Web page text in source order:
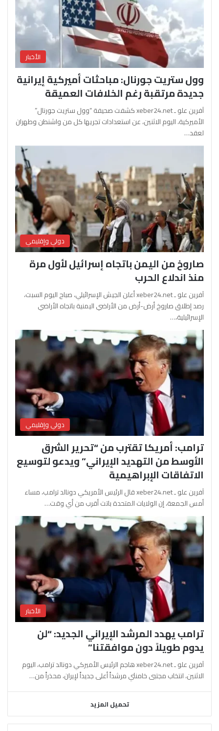
الأخبار
وول ستريت جورنال: مباحثات أميركية إيرانية
جديدة مرتقبة رغم الخلافات العميقة
آفرين علو ـ xeber24.net كشفت صحيفة “وول ستريت جورنال”
الأميركية، اليوم الاثنين، عن استعدادات تجريها كل من واشنطن وطهران
لعقد…
دولي وإقليمي
صاروخ من اليمن باتجاه إسرائيل لأول مرة
منذ اندلاع الحرب
آفرين علو ـ xeber24.net أعلن الجيش الإسرائيلي، صباح اليوم السبت،
رصد إطلاق صاروخ أرض-أرض من الأراضي اليمنية باتجاه الأراضي
الإسرائيلية،…
دولي وإقليمي
ترامب: أمريكا تقترب من “تحرير الشرق
الأوسط من التهديد الإيراني” ويدعو لتوسيع
الاتفاقات الإبراهيمية
آفرين علو ـ xeber24.net قال الرئيس الأمريكي دونالد ترامب، مساء
أمس الجمعة، إن الولايات المتحدة باتت أقرب من أي وقت…
الأخبار
ترامب يهدد المرشد الإيراني الجديد: “لن
يدوم طويلاً دون موافقتنا”
آفرين علو ـ xeber24.net هاجم الرئيس الأميركي دونالد ترامب، اليوم
الاثنين، انتخاب مجتبى خامنئي مرشداً أعلى جديداً لإيران، محذراً من…
تحميل المزيد